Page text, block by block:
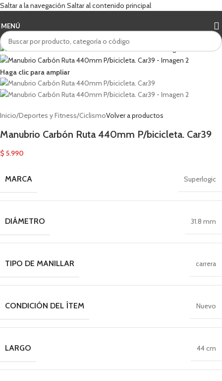
Saltar a la navegación Saltar al contenido principal
MENÚ
Haga clic para ampliar
Inicio/Deportes y Fitness/CiclismoVolver a productos
Manubrio Carbón Ruta 440mm P/bicicleta. Car39
$ 5.990
MARCA Superlogic
DIÁMETRO 31.8 mm
TIPO DE MANILLAR carrera
CONDICIÓN DEL ÍTEM Nuevo
LARGO 44 cm